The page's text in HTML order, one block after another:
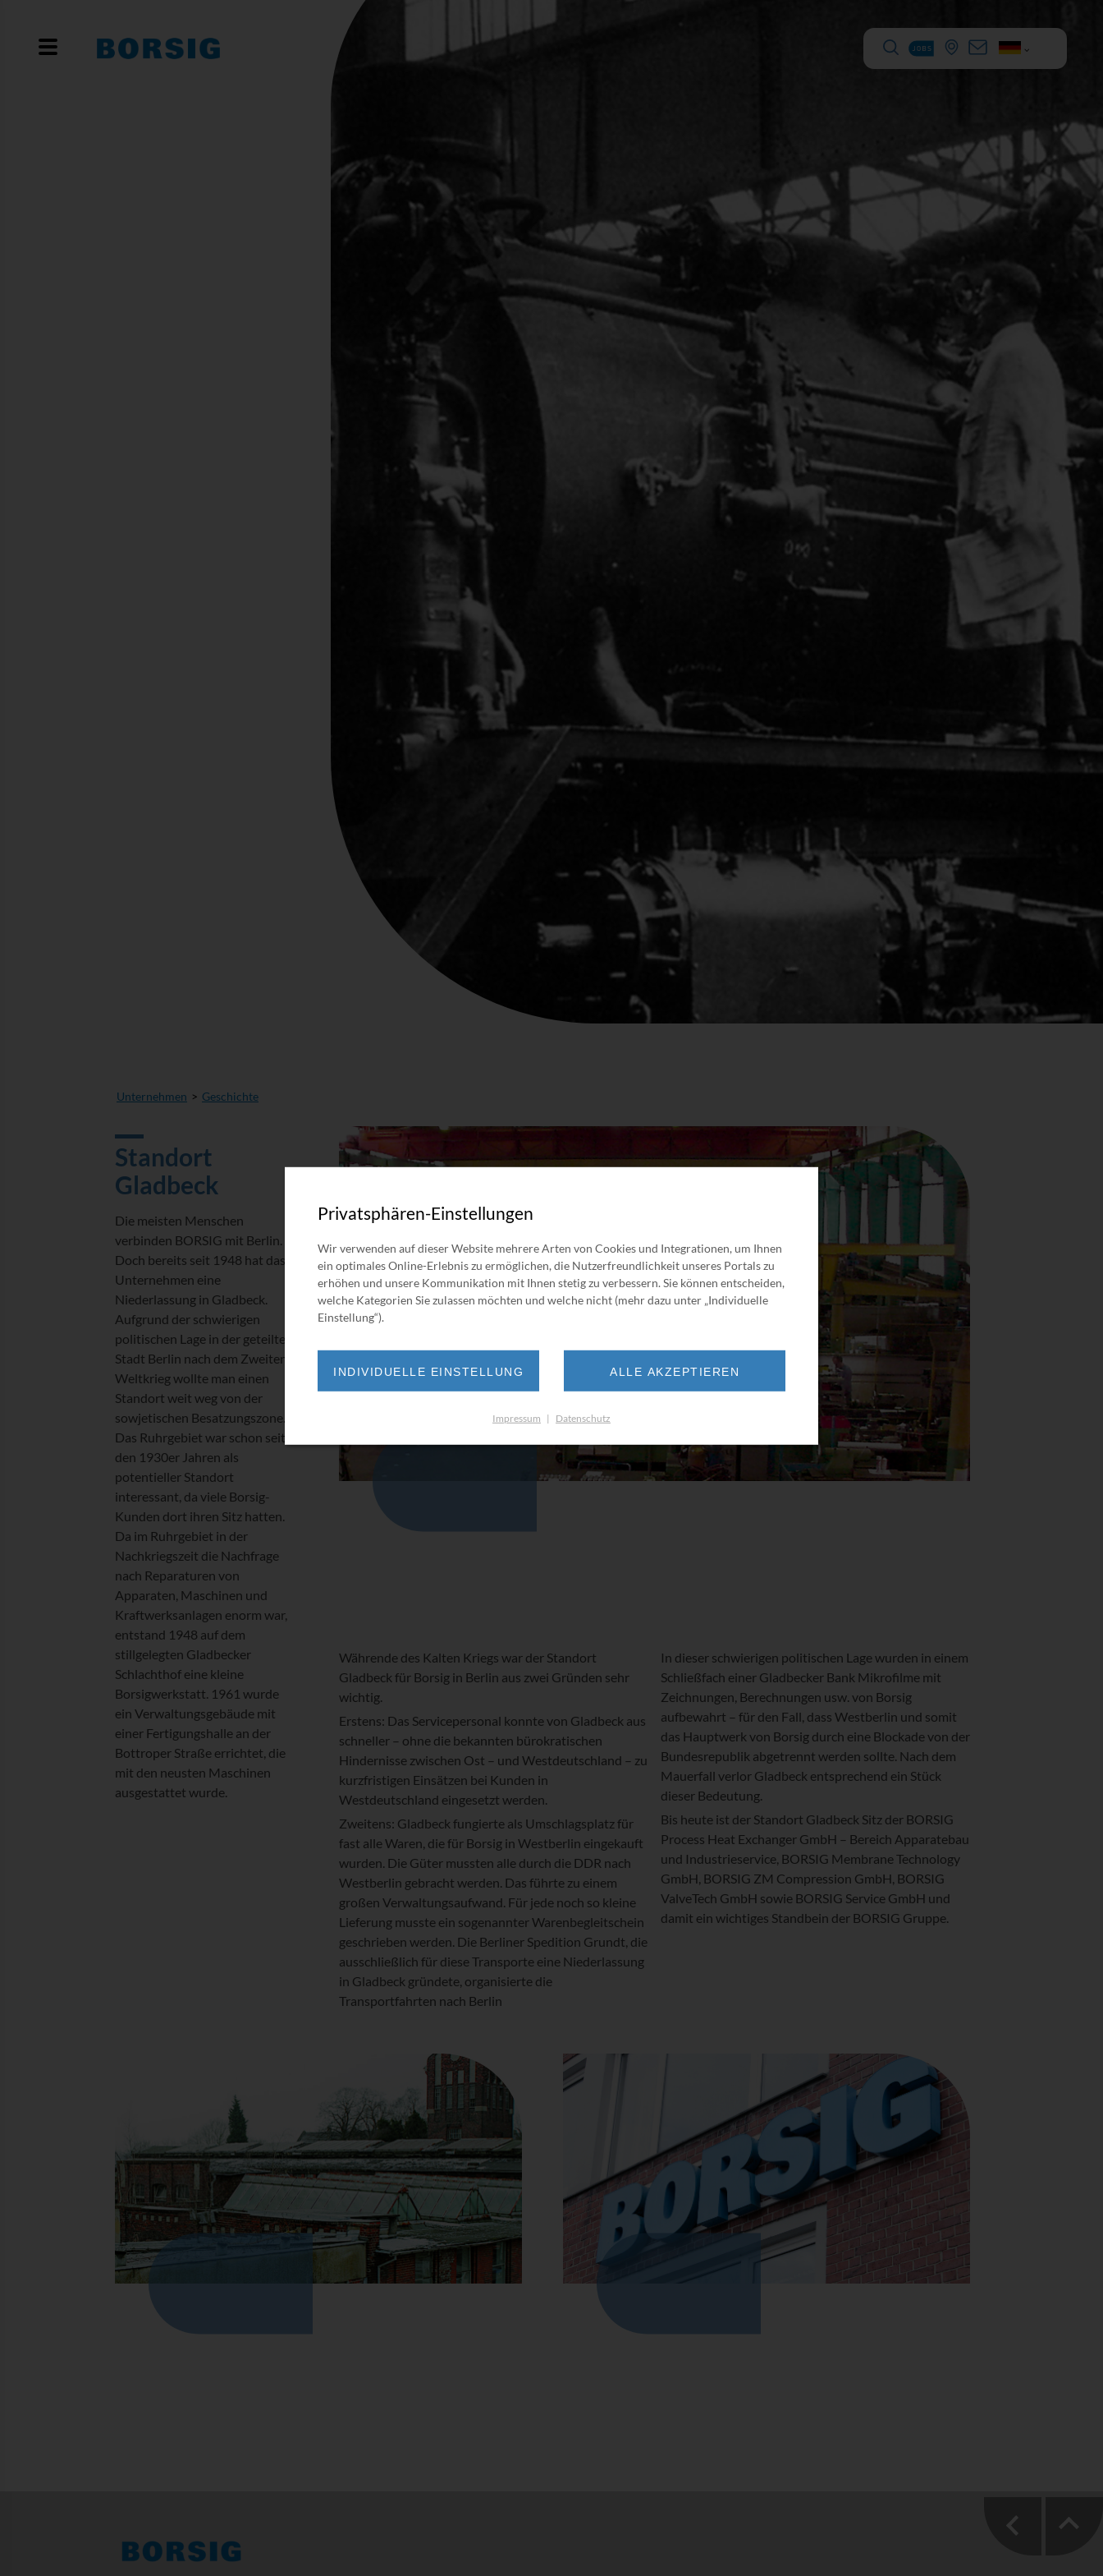
Unternehmen Geschichte
Standort
Gladbeck
Die meisten Menschen
verbinden BORSIG mit Berlin.
Doch bereits seit 1948 hat das
Unternehmen eine
Niederlassung in Gladbeck.
Aufgrund der schwierigen
politischen Lage in der geteilten
Stadt Berlin nach dem Zweiten
Weltkrieg wollte man einen
Standort weit weg von der
sowjetischen Besatzungszone.
Das Ruhrgebiet war schon seit
den 1930er Jahren als
potentieller Standort
interessant, da viele Borsig-
Kunden dort ihren Sitz hatten.
Da im Ruhrgebiet in der
Nachkriegszeit die Nachfrage
nach Reparaturen von
Apparaten, Maschinen und
Kraftwerksanlagen enorm war,
entstand 1948 auf dem
stillgelegten Gladbecker
Schlachthof eine kleine
Borsigwerkstatt. 1961 wurde
ein Verwaltungsgebäude mit
einer Fertigungshalle an der
Bottroper Straße errichtet, die
mit den neusten Maschinen
ausgestattet wurde.
Währende des Kalten Kriegs war der Standort
Gladbeck für Borsig in Berlin aus zwei Gründen sehr
wichtig.
Erstens: Das Servicepersonal konnte von Gladbeck aus
schneller – ohne die bekannten bürokratischen
Hindernisse zwischen Ost – und Westdeutschland – zu
kurzfristigen Einsätzen bei Kunden in
Westdeutschland eingesetzt werden.
Zweitens: Gladbeck fungierte als Umschlagsplatz für
fast alle Waren, die für Borsig in Westberlin eingekauft
wurden. Die Güter mussten alle durch die DDR nach
Westberlin gebracht werden. Das führte zu einem
großen Verwaltungsaufwand. Für jede noch so kleine
Lieferung musste ein sogenannter Warenbegleitschein
geschrieben werden. Die Berliner Spedition Grundt, die
ausschließlich für diese Transporte eine Niederlassung
in Gladbeck gründete, organisierte die
Transportfahrten nach Berlin
In dieser schwierigen politischen Lage wurden in einem
Schließfach einer Gladbecker Bank Mikrofilme mit
Zeichnungen, Berechnungen usw. von Borsig
aufbewahrt – für den Fall, dass Westberlin und somit
das Hauptwerk von Borsig durch eine Blockade von der
Bundesrepublik abgetrennt werden sollte. Nach dem
Mauerfall verlor Gladbeck entsprechend ein Stück
dieser Bedeutung.
Bis heute ist der Standort Gladbeck Sitz der BORSIG
Process Heat Exchanger GmbH – Bereich Apparatebau
und Industrieservice, BORSIG Membrane Technology
GmbH, BORSIG ZM Compression GmbH, BORSIG
ValveTech GmbH sowie BORSIG Service GmbH und
damit ein wichtiges Standbein der BORSIG Gruppe.
Privatsphären-Einstellungen
Wir verwenden auf dieser Website mehrere Arten von Cookies und Integrationen, um Ihnen
ein optimales Online-Erlebnis zu ermöglichen, die Nutzerfreundlichkeit unseres Portals zu
erhöhen und unsere Kommunikation mit Ihnen stetig zu verbessern. Sie können entscheiden,
welche Kategorien Sie zulassen möchten und welche nicht (mehr dazu unter „Individuelle
Einstellung“).
INDIVIDUELLE EINSTELLUNG ALLE AKZEPTIEREN
Impressum | Datenschutz